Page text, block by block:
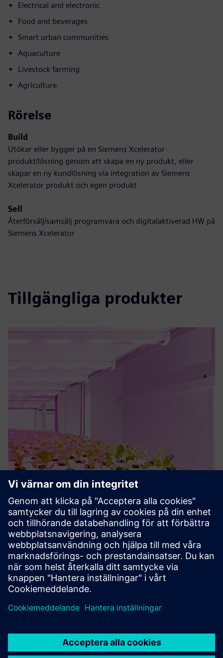
Electrical and electronic
Food and beverages
Smart urban communities
Aquaculture
Livestock farming
Agriculture
Rörelse
Build
Utökar eller bygger på en Siemens Xcelerator
produkt/lösning genom att skapa en ny produkt, eller
skapar en ny kundlösning via integration av Siemens
Xcelerator produkt och egen produkt
Sell
Återförsälj/samsälj programvara och digitalaktiverad HW på
Siemens Xcelerator
Tillgängliga produkter
Philips GreenPower LED Solutions
Complete control and flexible LED lights to optimize
multilayer crop cultivation. Easily adapt the color spectra
and light levels to meet the needs of different crops and
growth phases.
Läs mer